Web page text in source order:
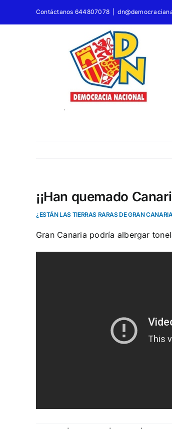
Contáctanos 644807078
¡¡Han quemado
¿ESTÁN LAS TIERRAS RARAS DE GRAN
Gran Canaria podría albergar